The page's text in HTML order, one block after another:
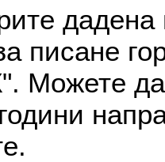
писане
Можете